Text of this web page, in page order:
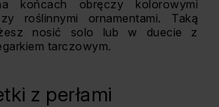
końcach obręczy kolorowymi
roślinnymi ornamentami. Taką
nosić solo lub w duecie z
tarczowym.
z perłami